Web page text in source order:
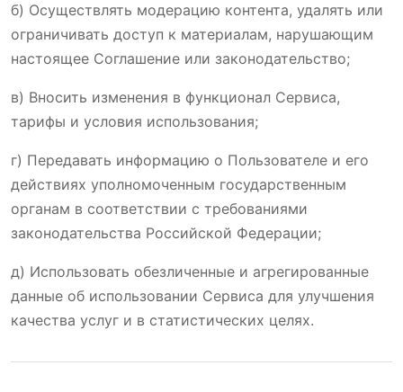
б) Осуществлять модерацию контента, удалять или
ограничивать доступ к материалам, нарушающим
настоящее Соглашение или законодательство;
в) Вносить изменения в функционал Сервиса,
тарифы и условия использования;
г) Передавать информацию о Пользователе и его
действиях уполномоченным государственным
органам в соответствии с требованиями
законодательства Российской Федерации;
д) Использовать обезличенные и агрегированные
данные об использовании Сервиса для улучшения
качества услуг и в статистических целях.